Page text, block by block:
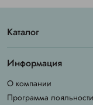
Каталог
Информация
О компании
Программа лояльности